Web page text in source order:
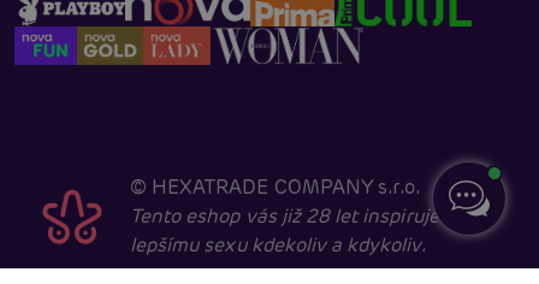
© HEXATRADE COMPANY s.r.o.
Tento eshop vás již 28 let inspiruje k
lepšímu sexu kdekoliv a kdykoliv.